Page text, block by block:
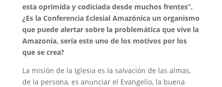
esta oprimida y codiciada desde muchos frentes”.
¿Es la Conferencia Eclesial Amazónica un organismo
que puede alertar sobre la problemática que vive la
Amazonia, sería este uno de los motivos por los
que se crea?
La misión de la Iglesia es la salvación de las almas,
de la persona, es anunciar el Evangelio, la buena